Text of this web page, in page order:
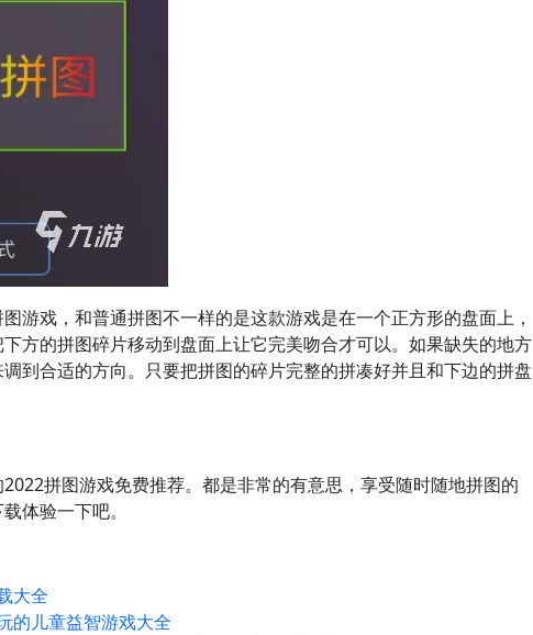
游戏，和普通拼图不一样的是这款游戏是在一个正方形的盘面上，
方的拼图碎片移动到盘面上让它完美吻合才可以。如果缺失的地方
到合适的方向。只要把拼图的碎片完整的拼凑好并且和下边的拼盘
拼图游戏免费推荐。都是非常的有意思，享受随时随地拼图的
体验一下吧。
大全
的儿童益智游戏大全